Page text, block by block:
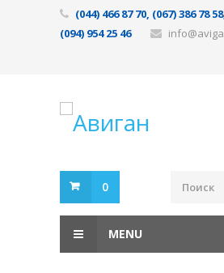
(044) 466 87 70, (067) 386 78
(094) 954 25 46
0
MENU